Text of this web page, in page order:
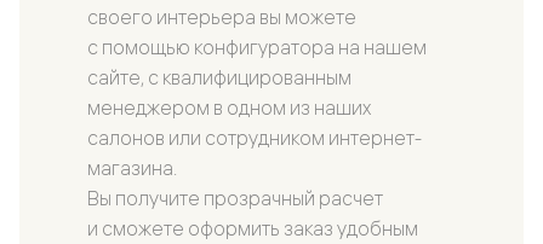
своего интерьера вы можете
с помощью конфигуратора на нашем
сайте, с квалифицированным
менеджером в одном из наших
салонов или сотрудником интернет-
магазина.
Вы получите прозрачный расчет
и сможете оформить заказ удобным